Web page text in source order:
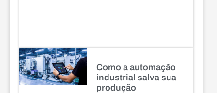
Como a automação
industrial salva sua
produção